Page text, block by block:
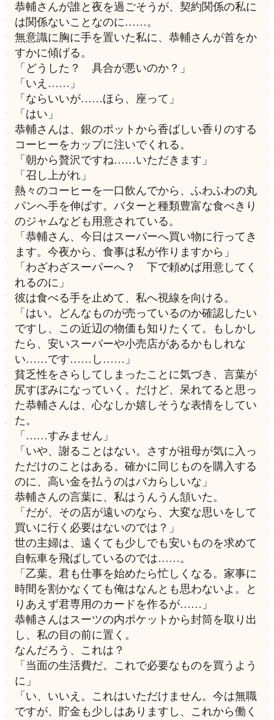
恭輔さんが誰と夜を過ごそうが、契約関係の私に
は関係ないことなのに……。
無意識に胸に手を置いた私に、恭輔さんが首をか
すかに傾げる。
「どうした？ 具合が悪いのか？」
「いえ……」
「ならいいが……ほら、座って」
「はい」
恭輔さんは、銀のポットから香ばしい香りのする
コーヒーをカップに注いでくれる。
「朝から贅沢ですね……いただきます」
「召し上がれ」
熱々のコーヒーを一口飲んでから、ふわふわの丸
パンへ手を伸ばす。バターと種類豊富な食べきり
のジャムなども用意されている。
「恭輔さん、今日はスーパーへ買い物に行ってき
ます。今夜から、食事は私が作りますから」
「わざわざスーパーへ？ 下で頼めば用意してく
れるのに」
彼は食べる手を止めて、私へ視線を向ける。
「はい。どんなものが売っているのか確認したい
ですし、この近辺の物価も知りたくて。もしかし
たら、安いスーパーや小売店があるかもしれな
い……です……し……」
貧乏性をさらしてしまったことに気づき、言葉が
尻すぼみになっていく。だけど、呆れてると思っ
た恭輔さんは、心なしか嬉しそうな表情をしてい
た。
「……すみません」
「いや、謝ることはない。さすが祖母が気に入っ
ただけのことはある。確かに同じものを購入する
のに、高い金を払うのはバカらしいな」
恭輔さんの言葉に、私はうんうん頷いた。
「だが、その店が遠いのなら、大変な思いをして
買いに行く必要はないのでは？」
世の主婦は、遠くても少しでも安いものを求めて
自転車を飛ばしているのでは……。
「乙葉。君も仕事を始めたら忙しくなる。家事に
時間を割かなくても俺はなんとも思わないよ。と
りあえず君専用のカードを作るが……」
恭輔さんはスーツの内ポケットから封筒を取り出
し、私の目の前に置く。
なんだろう、これは？
「当面の生活費だ。これで必要なものを買うよう
に」
「い、いいえ。これはいただけません。今は無職
ですが、貯金も少しはありますし、これから働く